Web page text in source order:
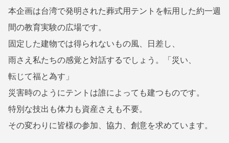
本企画は台湾で発明された葬式用テントを転用した約一週
間の教育実験の広場です。
固定した建物では得られないもの風、日差し、
雨さえ私たちの感覚と対話するでしょう。「災い、
転じて福と為す」
災害時のようにテントは誰によっても建つものです。
特別な技出も体力も資産さえも不要。
その変わりに皆様の参加、協力、創意を求めています。